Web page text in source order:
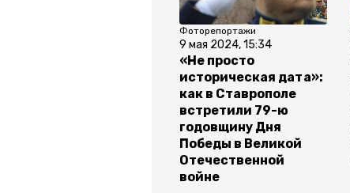
Фоторепортажи
9 мая 2024, 15:34
«Не просто
историческая дата»:
как в Ставрополе
встретили 79-ю
годовщину Дня
Победы в Великой
Отечественной
войне